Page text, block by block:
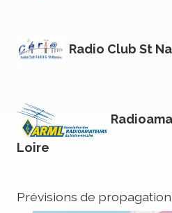
Radio Club St
Loire
Prévisions de propagation